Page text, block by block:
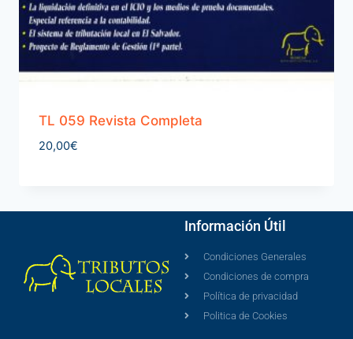
TL 059 Revista Completa
20,00€
Información Útil
Condiciones Generales
Condiciones de compra
Política de privacidad
Politica de Cookies